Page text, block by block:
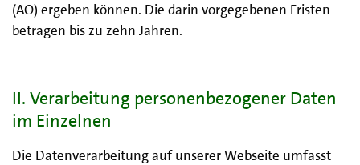
(AO) ergeben können. Die darin vorgegebenen Fristen
betragen bis zu zehn Jahren.
II. Verarbeitung personenbezogener Daten
im Einzelnen
Die Datenverarbeitung auf unserer Webseite umfasst